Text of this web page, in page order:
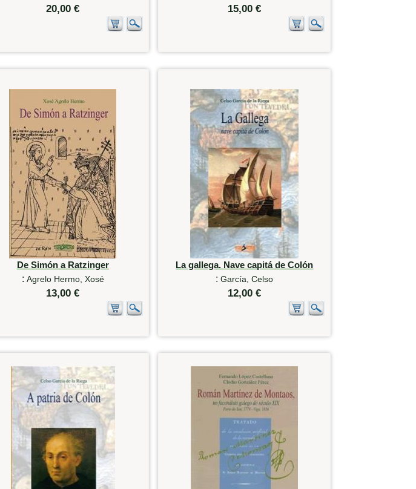
20,00 € 15,00 €
De Simón a Ratzinger
: Agrelo Hermo, Xosé
13,00 €
La gallega. Nave capitá de Colón
:García, Celso
12,00 €